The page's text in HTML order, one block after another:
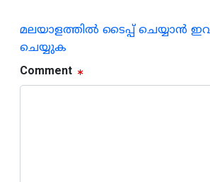
മലയാളത്തില്‍ ടൈപ്പ് ചെയ്യാന്‍
ചെയ്യുക
Comment